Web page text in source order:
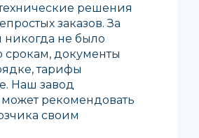
решения
заказов. За
никогда не было
срокам, документы
тарифы
Наш завод
рекомендовать
своим